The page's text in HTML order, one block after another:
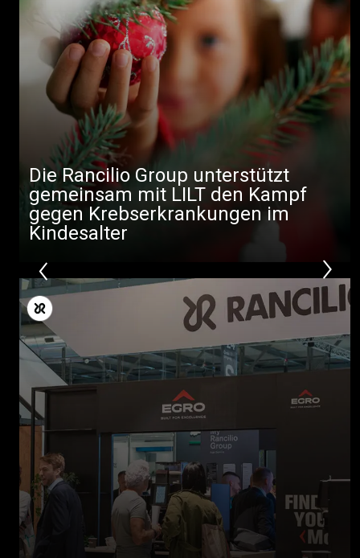
Die Rancilio Group unterstützt
gemeinsam mit LILT den Kampf
gegen Krebserkrankungen im
Kindesalter
Nachrichten
Herunterladen
Mehr